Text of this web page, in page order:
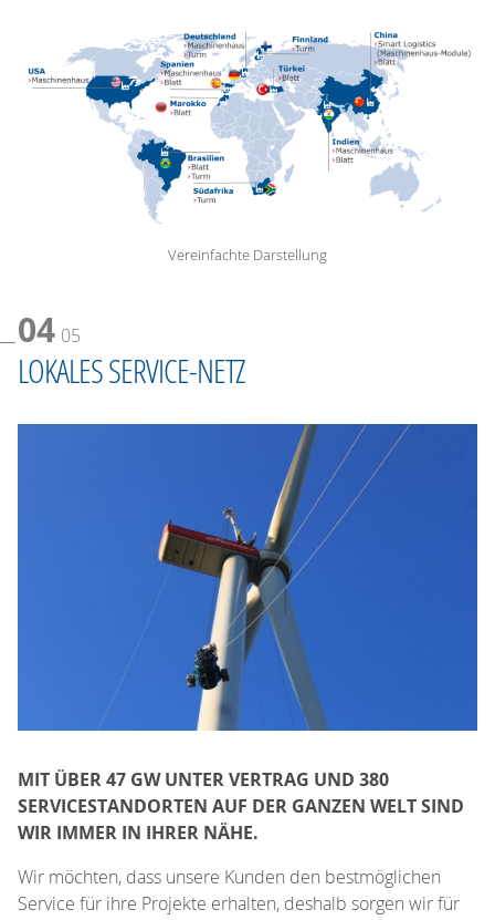
Vereinfachte Darstellung
04 05
LOKALES SERVICE-NETZ
MIT ÜBER 47 GW UNTER VERTRAG UND 380
SERVICESTANDORTEN AUF DER GANZEN WELT SIND
WIR IMMER IN IHRER NÄHE.
Wir möchten, dass unsere Kunden den bestmöglichen
Service für ihre Projekte erhalten, deshalb sorgen wir für